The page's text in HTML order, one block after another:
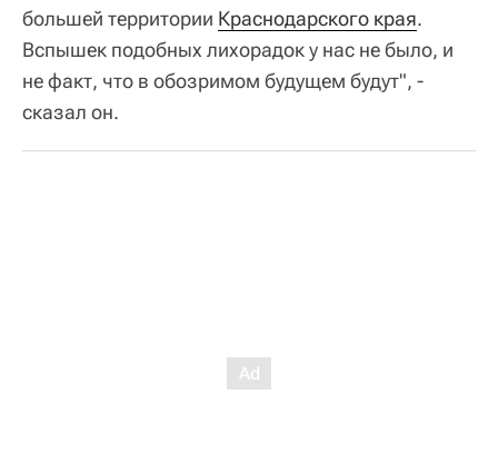
большей территории Краснодарского края.
Вспышек подобных лихорадок у нас не было, и
не факт, что в обозримом будущем будут", -
сказал он.